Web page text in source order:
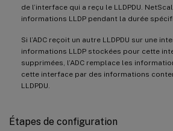
de l’interface qui a reçu le LLDPDU.
informations LLDP pendant la durée
Si l’ADC reçoit un autre LLDPDU sur une
informations LLDP stockées pour cette
supprimées, l’ADC remplace les
cette interface par des informations
LLDPDU.
Étapes de configuration